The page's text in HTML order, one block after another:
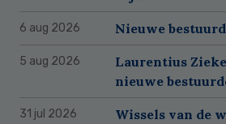
6 aug 2026 Nieuwe
5 aug 2026
Laurentius
nieuwe
31 jul 2026
Wissels van de